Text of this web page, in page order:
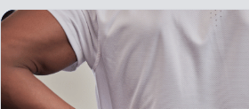
שלנו, אתה
מגדיל את
הסיכוי
לראות